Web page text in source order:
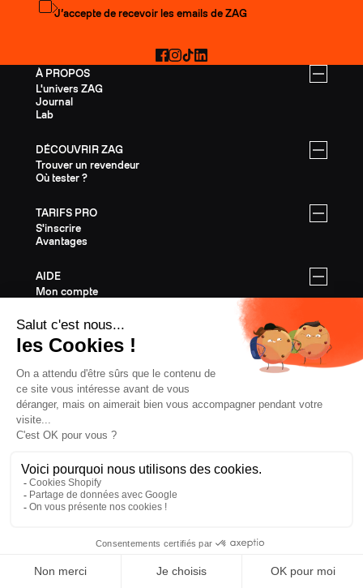
À PROPOS
L'univers ZAG
Journal
Lab
DÉCOUVRIR ZAG
Trouver un revendeur
Où tester ?
TARIFS PRO
S'inscrire
Avantages
AIDE
Mon compte
FAQ
SAV et Garantie
Livraisons & Retours
SKIS FREERIDE
Tous les skis de Freeride
Equipement Freeride
Guide des tailles Freeride
SKIS RANDONNÉE
Tous les skis de Randonnée
Cartes Cadeaux
S'abonner à la newsletter
J’accepte de recevoir les emails de ZAG
Facebook
Instagram
TikTokLinkedIn